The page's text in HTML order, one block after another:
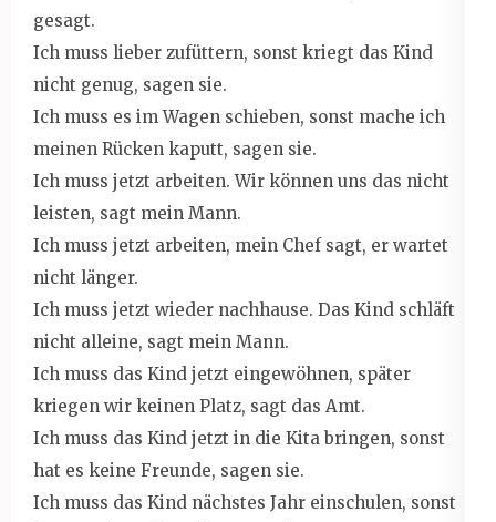
gesagt.
Ich muss lieber zufüttern, sonst kriegt das Kind
nicht genug, sagen sie.
Ich muss es im Wagen schieben, sonst mache ich
meinen Rücken kaputt, sagen sie.
Ich muss jetzt arbeiten. Wir können uns das nicht
leisten, sagt mein Mann.
Ich muss jetzt arbeiten, mein Chef sagt, er wartet
nicht länger.
Ich muss jetzt wieder nachhause. Das Kind schläft
nicht alleine, sagt mein Mann.
Ich muss das Kind jetzt eingewöhnen, später
kriegen wir keinen Platz, sagt das Amt.
Ich muss das Kind jetzt in die Kita bringen, sonst
hat es keine Freunde, sagen sie.
Ich muss das Kind nächstes Jahr einschulen, sonst